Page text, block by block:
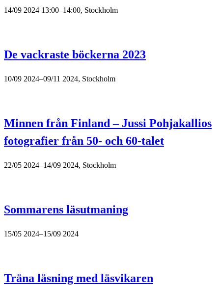
14/09 2024 13:00–14:00, Stockholm
De vackraste böckerna 2023
10/09 2024–09/11 2024, Stockholm
Minnen från Finland – Jussi Pohjakallios
fotografier från 50- och 60-talet
22/05 2024–14/09 2024, Stockholm
Sommarens läsutmaning
15/05 2024–15/09 2024
Träna läsning med läsvikaren